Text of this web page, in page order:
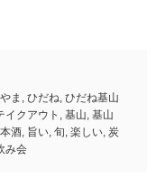
ま , ひだね, ひだね基山
イクアウト , 基山, 基山
酒, 旨い, 旬, 楽しい, 炭
み会